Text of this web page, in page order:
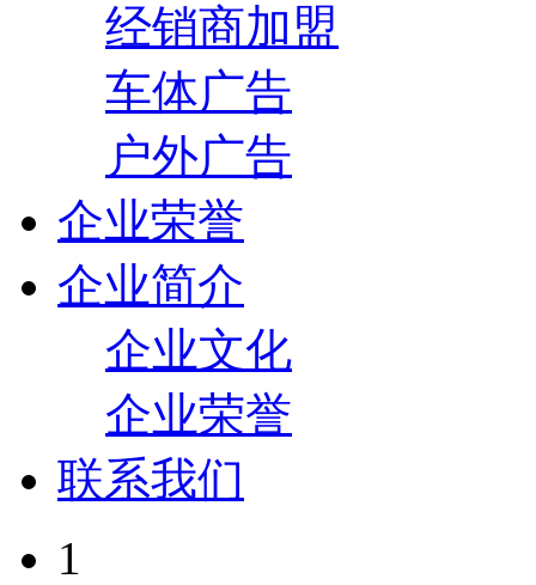
经销商加盟
车体广告
户外广告
企业荣誉
企业简介
企业文化
企业荣誉
联系我们
1